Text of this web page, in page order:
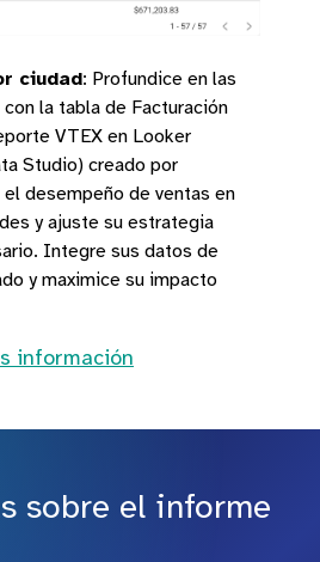
ciudad: Profundice en las
la tabla de Facturación
VTEX en Looker
Studio) creado por
el desempeño de ventas en
y ajuste su estrategia
Integre sus datos de
y maximice su impacto
información
sobre el informe